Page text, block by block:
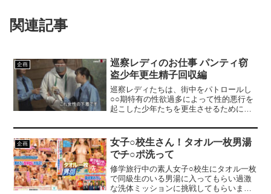
関連記事
企画
巡察レディのお仕事 パンティ窃
盗少年更生精子回収編
巡察レディたちは、街中をパトロールし
○○期特有の性欲過多によって性的悪行を
起こした少年たちを更生させるために精
繁に無くなるという通報が入り、彼女た
ちは山梨県の女湯へ巡察に訪れました。
企画
女子○校生さん！タオル一枚男湯
でチ○ポ洗って
修学旅行中の素人女子○校生にタオル一枚
で同級生のいる男湯に入ってもらい過激
な洗体ミッションに挑戦してもらいまし